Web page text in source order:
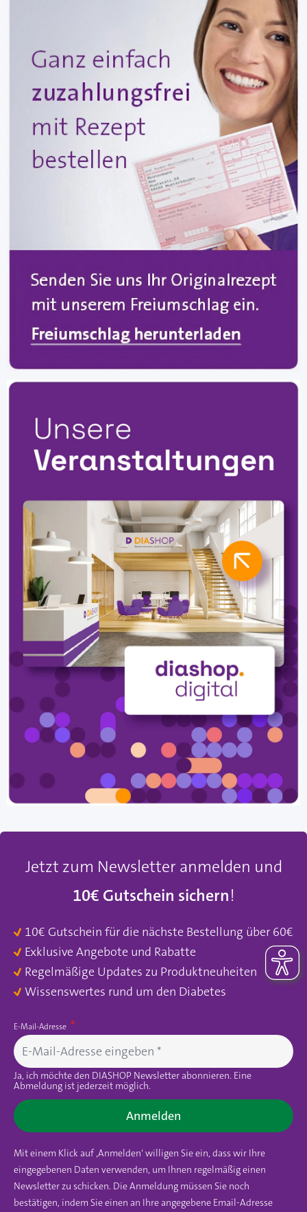
Jetzt zum Newsletter anmelden und
10€ Gutschein sichern!
10€ Gutschein für die nächste Bestellung über 60€
Exklusive Angebote und Rabatte
Regelmäßige Updates zu Produktneuheiten
Wissenswertes rund um den Diabetes
E-Mail-Adresse
Ja, ich möchte den DIASHOP Newsletter abonnieren. Eine
Abmeldung ist jederzeit möglich.
Anmelden
Mit einem Klick auf ‚Anmelden‘ willigen Sie ein, dass wir Ihre
eingegebenen Daten verwenden, um Ihnen regelmäßig einen
Newsletter zu schicken. Die Anmeldung müssen Sie noch
bestätigen, indem Sie einen an Ihre angegebene Email-Adresse